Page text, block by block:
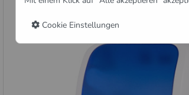
Cookie Einstellungen